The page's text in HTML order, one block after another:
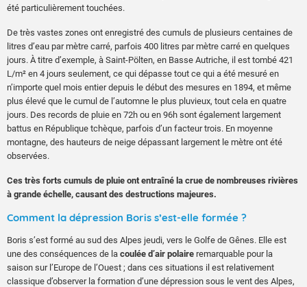
été particulièrement touchées.
De très vastes zones ont enregistré des cumuls de plusieurs centaines de
litres d’eau par mètre carré, parfois 400 litres par mètre carré en quelques
jours. À titre d’exemple, à Saint-Pölten, en Basse Autriche, il est tombé 421
L/m² en 4 jours seulement, ce qui dépasse tout ce qui a été mesuré en
n’importe quel mois entier depuis le début des mesures en 1894, et même
plus élevé que le cumul de l’automne le plus pluvieux, tout cela en quatre
jours. Des records de pluie en 72h ou en 96h sont également largement
battus en République tchèque, parfois d’un facteur trois. En moyenne
montagne, des hauteurs de neige dépassant largement le mètre ont été
observées.
Ces très forts cumuls de pluie ont entraîné la crue de nombreuses rivières
à grande échelle, causant des destructions majeures.
Comment la dépression Boris s’est-elle formée ?
Boris s’est formé au sud des Alpes jeudi, vers le Golfe de Gênes. Elle est
une des conséquences de la coulée d’air polaire remarquable pour la
saison sur l’Europe de l’Ouest ; dans ces situations il est relativement
classique d’observer la formation d’une dépression sous le vent des Alpes,